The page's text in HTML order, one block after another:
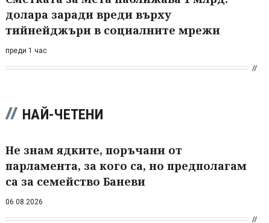
долара заради вреди върху
тийнейджъри в социалните мрежи
преди 1 час
НАЙ-ЧЕТЕНИ
Не знам ядките, поръчани от
парламента, за кого са, но предполагам
са за семейство Баневи
06.08.2026